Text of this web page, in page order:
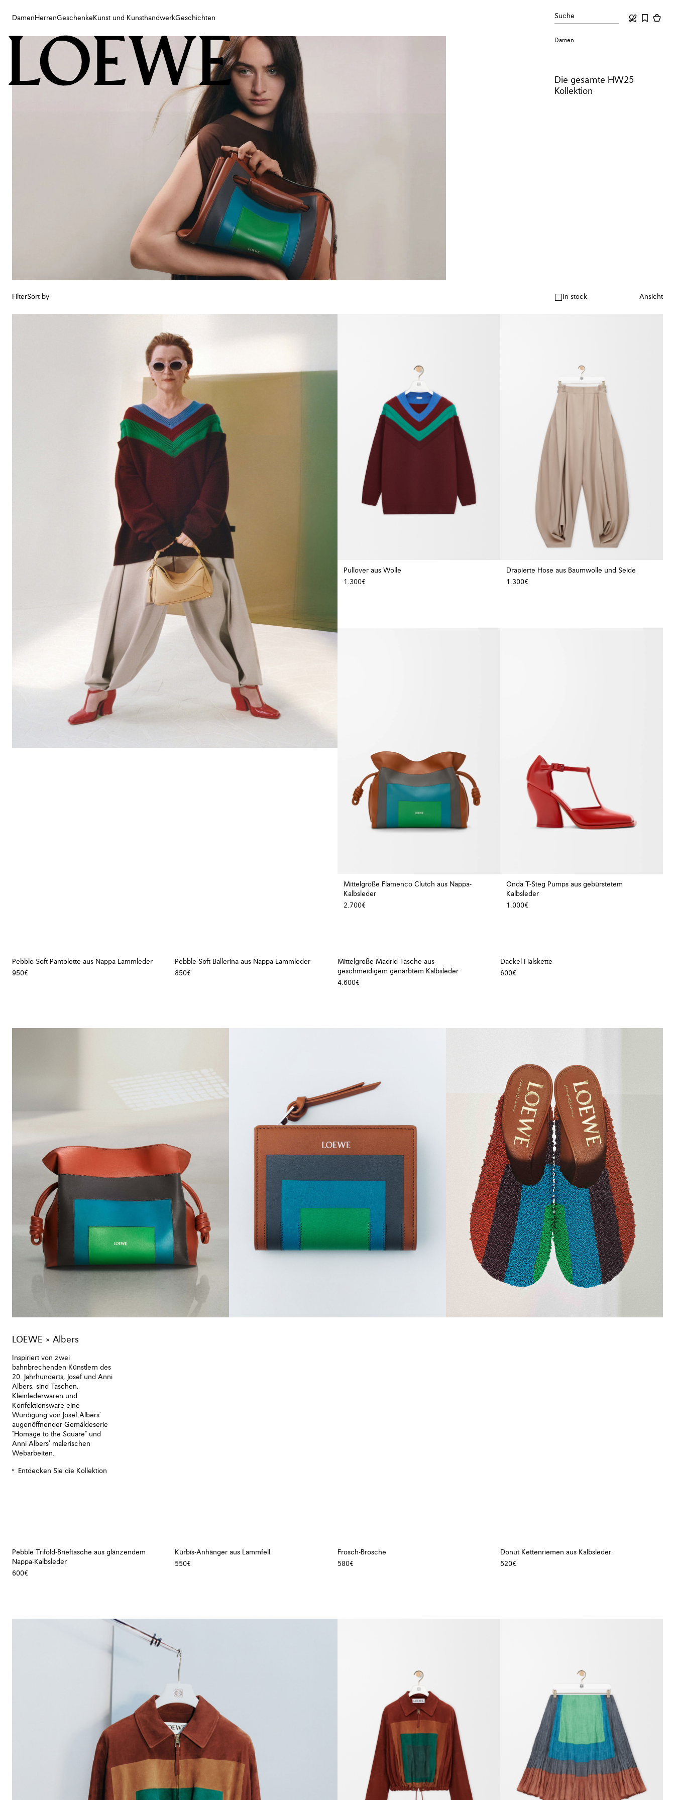
Damen HerrenGeschenke Kunst und KunsthandwerkGeschichten Suche
Damen
Geschenke
Kunst und Kunsthandwerk
Damen
Die gesamte HW25
Kollektion
FilterSort by In stock Ansicht
Pullover aus Wolle
1.300€
Drapierte Hose aus Baumwolle und Seide
1.300€
Mittelgroße Flamenco Clutch aus Nappa-
Kalbsleder
2.700€
Onda T-Steg Pumps aus gebürstetem
Kalbsleder
1.000€
Pebble Soft Pantolette aus Nappa-Lammleder
950€
Pebble Soft Ballerina aus Nappa-Lammleder
850€
Mittelgroße Madrid Tasche aus
geschmeidigem genarbtem Kalbsleder
4.600€
Dackel-Halskette
600€
LOEWE × Albers
Inspiriert von zwei
bahnbrechenden Künstlern des
20. Jahrhunderts, Josef und Anni
Albers, sind Taschen,
Kleinlederwaren und
Konfektionsware eine
Würdigung von Josef Albers'
augenöffnender Gemäldeserie
"Homage to the Square" und
Anni Albers' malerischen
Webarbeiten.
Entdecken Sie die Kollektion
Pebble Trifold-Brieftasche aus glänzendem
Nappa-Kalbsleder
600€
Kürbis-Anhänger aus Lammfell
550€
Frosch-Brosche
580€
Donut Kettenriemen aus Kalbsleder
520€